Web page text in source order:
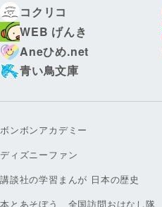
コクリコ
WEB げんき
Aneひめ.net
青い鳥文庫
ボンボンアカデミー
ディズニーファン
講談社の学習まんが 日本の歴史
本とあそぼう 全国訪問おはなし隊